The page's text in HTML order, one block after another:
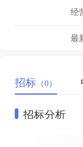
经
最
招标 （0）
招标分析